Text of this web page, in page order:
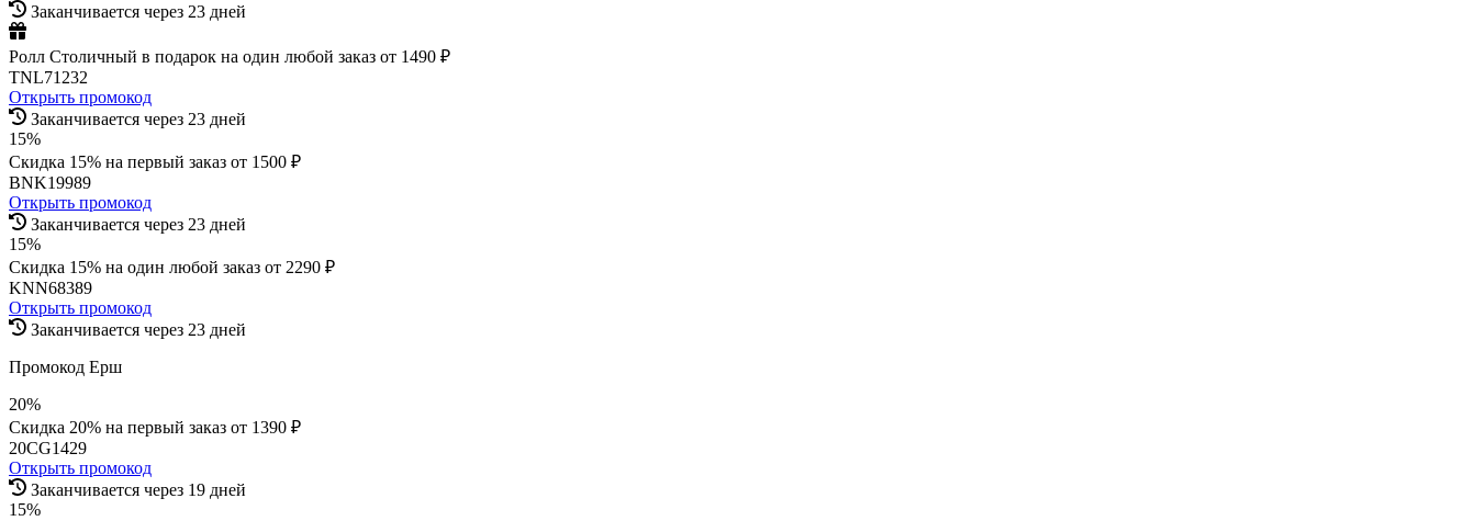
Заканчивается через 23 дней
Ролл Столичный в подарок на один любой заказ от 1490 ₽
TNL71232
Открыть промокод
Заканчивается через 23 дней
15%
Скидка 15% на первый заказ от 1500 ₽
BNK19989
Открыть промокод
Заканчивается через 23 дней
15%
Скидка 15% на один любой заказ от 2290 ₽
KNN68389
Открыть промокод
Заканчивается через 23 дней
Промокод Ерш
20%
Скидка 20% на первый заказ от 1390 ₽
20CG1429
Открыть промокод
Заканчивается через 19 дней
15%